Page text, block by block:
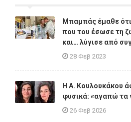
Μπαμπάς έμαθε
που του έσωσε τη
και… λύγισε από
28 Φεβ 2023
Η A. Κουλουκάκου
φυσικά: «αγαπώ τα
26 Φεβ 2026